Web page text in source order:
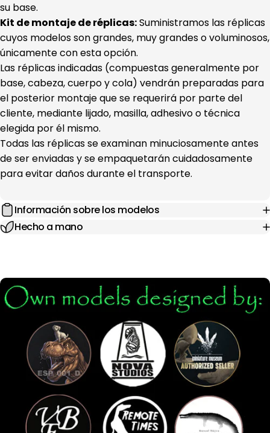
su base.
Kit de montaje de réplicas:Suministramos las réplicas
cuyos modelos son grandes, muy grandes o voluminosos,
únicamente con esta opción.
Las réplicas indicadas (compuestas generalmente por
base, cabeza, cuerpo y cola) vendrán preparadas para
el posterior montaje que se requerirá por parte del
cliente, mediante lijado, masilla, adhesivo o técnica
elegida por él mismo.
Todas las réplicas se examinan minuciosamente antes
de ser enviadas y se empaquetarán cuidadosamente
para evitar daños durante el transporte.
Información sobre los modelos
Hecho a mano